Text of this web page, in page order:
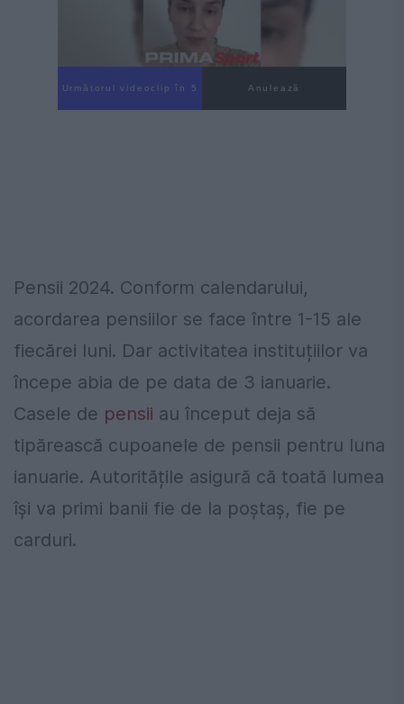
Următorul videoclip în 3 Anulează
Pensii 2024. Conform calendarului,
acordarea pensiilor se face între 1-15 ale
fiecărei luni. Dar activitatea instituțiilor va
începe abia de pe data de 3 ianuarie.
Casele de pensii au început deja să
tipărească cupoanele de pensii pentru luna
ianuarie. Autoritățile asigură că toată lumea
își va primi banii fie de la poștaș, fie pe
carduri.